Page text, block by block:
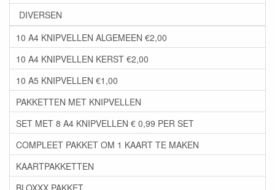
DIVERSEN
10 A4 KNIPVELLEN ALGEMEEN €2,00
10 A4 KNIPVELLEN KERST €2,00
10 A5 KNIPVELLEN €1,00
PAKKETTEN MET KNIPVELLEN
SET MET 8 A4 KNIPVELLEN € 0,99 PER SET
COMPLEET PAKKET OM 1 KAART TE MAKEN
KAARTPAKKETTEN
BLOXXX PAKKET